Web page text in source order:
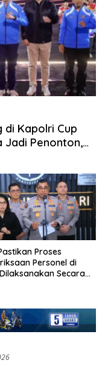
di Kapolri Cup
Jadi Penonton,
Proses
Personel di
Secara